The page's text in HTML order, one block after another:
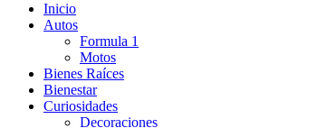
Inicio
Autos
Formula 1
Motos
Bienes Raíces
Bienestar
Curiosidades
Decoraciones